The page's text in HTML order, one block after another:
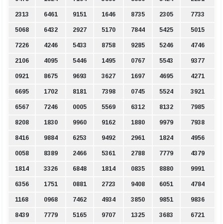
2313 6461 9151 1646 8735 2305 7733
5068 6432 2927 5170 7844 5425 5015
7226 4246 5433 8758 9285 5246 4746
2106 4095 5446 1495 0767 5543 9377
0921 8675 9693 3627 1697 4695 4271
6695 1702 8181 7398 0745 5524 3921
6567 7246 0005 5569 6312 8132 7985
8208 1830 9960 9162 1880 9979 7938
8416 9884 6253 9492 2961 1824 4956
0058 8389 2466 5361 2788 7779 4379
1814 3326 6848 1814 0835 8880 9991
6356 1751 0881 2723 9408 6051 4784
1168 0968 7462 4934 3850 9851 9836
8439 7779 5165 9707 1325 3683 6721